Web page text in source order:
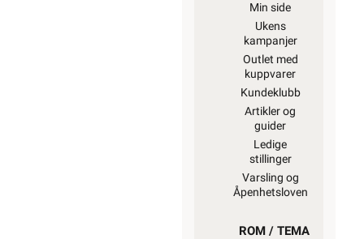
Min side
Ukens
kampanjer
Outlet med
kuppvarer
Kundeklubb
Artikler og
guider
Ledige
stillinger
Varsling og
Åpenhetsloven
ROM / TEMA